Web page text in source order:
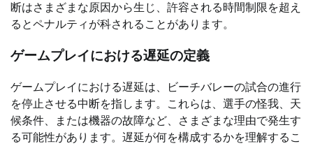
断はさまざまな原因から生じ、許容される時間制限を超え
るとペナルティが科されることがあります。
ゲームプレイにおける遅延の定義
ゲームプレイにおける遅延は、ビーチバレーの試合の進行
を停止させる中断を指します。これらは、選手の怪我、天
候条件、または機器の故障など、さまざまな理由で発生す
る可能性があります。遅延が何を構成するかを理解するこ